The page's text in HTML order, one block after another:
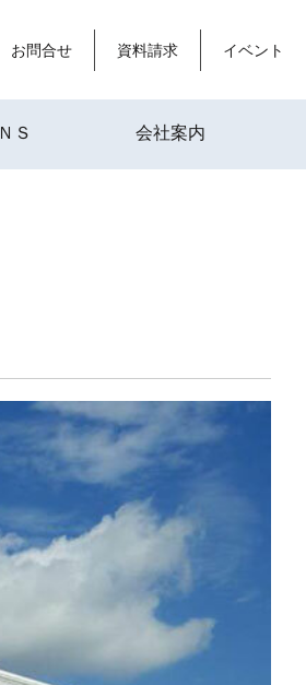
お問合せ 資料請求 イベント
Ｓ 会社案内